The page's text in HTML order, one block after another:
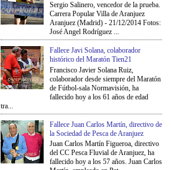
Sergio Salinero, vencedor de la prueba.
Carrera Popular Villa de Aranjuez
Aranjuez (Madrid) - 21/12/2014 Fotos:
José Angel Rodríguez ...
Fallece Javi Solana, colaborador
histórico del Maratón Tien21
Francisco Javier Solana Ruiz,
colaborador desde siempre del Maratón
de Fútbol-sala Normavisión, ha
fallecido hoy a los 61 años de edad
tra...
Fallece Juan Carlos Martín, directivo de
la Sociedad de Pesca de Aranjuez
Juan Carlos Martín Figueroa, directivo
del CC Pesca Fluvial de Aranjuez, ha
fallecido hoy a los 57 años. Juan Carlos